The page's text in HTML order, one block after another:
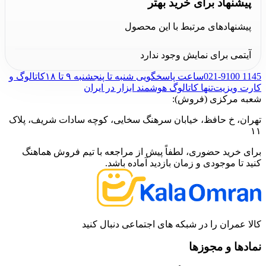
خریداری کنند و از خدمات پس از فروش آن بهره‌مند شوند.
پیشنهاد برای خرید بهتر
پیشنهادهای مرتبط با این محصول
آیتمی برای نمایش وجود ندارد
021-9100 1145ساعت پاسخگویی شنبه تا پنجشنبه ۹ تا ۱۸
کاتالوگ و
کارت ویزیتتنها کاتالوگ هوشمند ابزار در ایران
شعبه مرکزی (فروش):
تهران، خ حافظ، خیابان سرهنگ سخایی، کوچه سادات شریف، پلاک
۱۱
برای خرید حضوری، لطفاً پیش از مراجعه با تیم فروش هماهنگ
کنید تا موجودی و زمان بازدید آماده باشد.
کالا عمران را در شبکه های اجتماعی دنبال کنید
نمادها و مجوزها